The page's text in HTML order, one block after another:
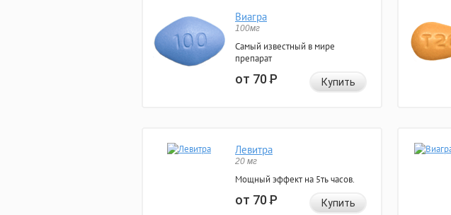
Виагра
100мг
Самый известный в мире
препарат
от 70Р Купить
Левитра
20 мг
Мощный эффект на 5ть часов.
от 70Р Купить